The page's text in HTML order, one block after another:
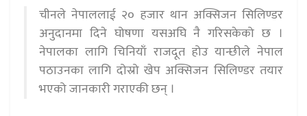
चीनले नेपाललाई २० हजार थान अक्सिजन सिलिण्डर
अनुदानमा दिने घोषणा यसअघि नै गरिसकेको छ ।
नेपालका लागि चिनियाँ राजदूत होउ यान्छीले नेपाल
पठाउनका लागि दोस्रो खेप अक्सिजन सिलिण्डर तयार
भएको जानकारी गराएकी छन् ।